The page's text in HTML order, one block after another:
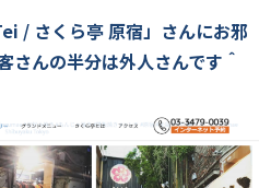
/ さくら亭 原宿」さんにお邪
さんの半分は外人さんです＾